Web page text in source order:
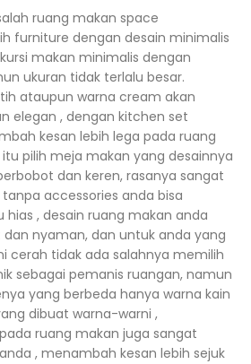
ruang makan space
furniture dengan desain minimalis
makan minimalis dengan
ukuran tidak terlalu besar.
ataupun warna cream akan
elegan , dengan kitchen set
kesan lebih lega pada ruang
pilih meja makan yang desainnya
dan keren, rasanya sangat
accessories anda bisa
, desain ruang makan anda
nyaman, dan untuk anda yang
cerah tidak ada salahnya memilih
sebagai pemanis ruangan, namun
yang berbeda hanya warna kain
dibuat warna-warni ,
ruang makan juga sangat
, menambah kesan lebih sejuk